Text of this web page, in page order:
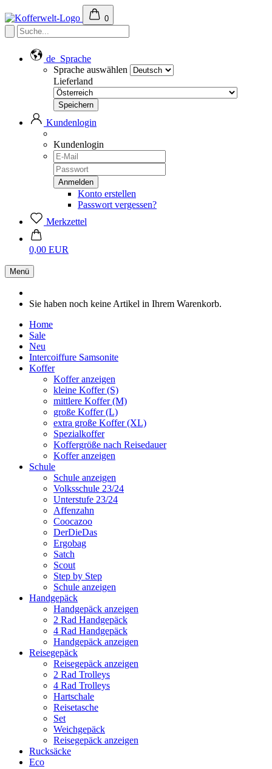
0
de Sprache
Sprache auswählen
Lieferland
Kundenlogin
Kundenlogin
Konto erstellen
Passwort vergessen?
Merkzettel
0,00 EUR
Menü
Sie haben noch keine Artikel in Ihrem Warenkorb.
Home
Sale
Neu
Intercoiffure Samsonite
Koffer
Koffer anzeigen
kleine Koffer (S)
mittlere Koffer (M)
große Koffer (L)
extra große Koffer (XL)
Spezialkoffer
Koffergröße nach Reisedauer
Koffer anzeigen
Schule
Schule anzeigen
Volksschule 23/24
Unterstufe 23/24
Affenzahn
Coocazoo
DerDieDas
Ergobag
Satch
Scout
Step by Step
Schule anzeigen
Handgepäck
Handgepäck anzeigen
2 Rad Handgepäck
4 Rad Handgepäck
Handgepäck anzeigen
Reisegepäck
Reisegepäck anzeigen
2 Rad Trolleys
4 Rad Trolleys
Hartschale
Reisetasche
Set
Weichgepäck
Reisegepäck anzeigen
Rucksäcke
Eco